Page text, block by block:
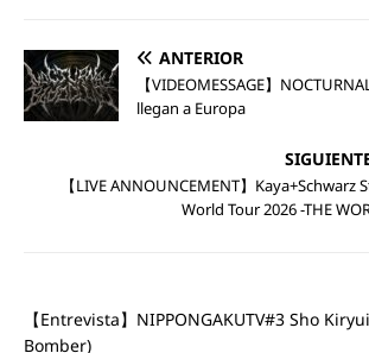
ANTERIOR
【VIDEOMESSAGE】
llegan a Europa
【LIVE ANNOUNCEMENT】Kaya+Schwarz
World Tour 2026 -THE
【Entrevista】NIPPONGAKUTV#3 Sho
Bomber)